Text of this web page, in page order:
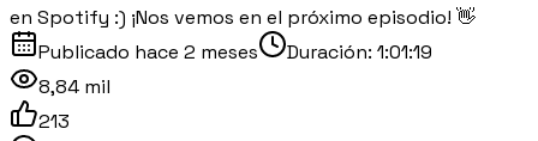
en Spotify :) ¡Nos vemos en el próximo episodio! 👋
Publicado hace 2 meses Duración: 1:01:19
8,84 mil
213